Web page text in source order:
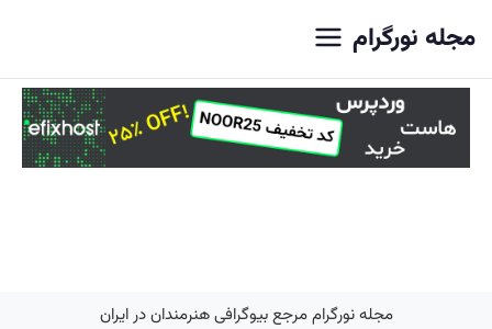
مجله نورگرام
مجله نورگرام مرجع بیوگرافی هنرمندان در ایران